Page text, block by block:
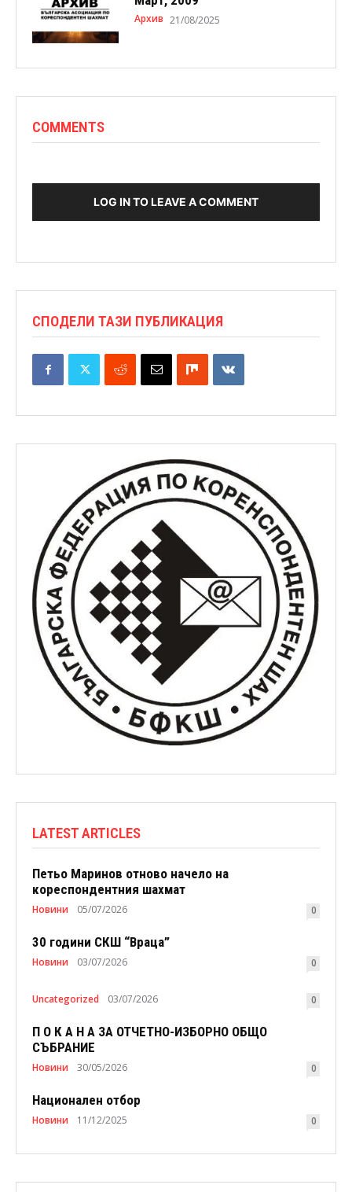
Архив 21/08/2025
COMMENTS
LOG IN TO LEAVE A COMMENT
СПОДЕЛИ ТАЗИ ПУБЛИКАЦИЯ
LATEST ARTICLES
Петьо Маринов отново начело на
кореспондентния шахмат
Новини 05/07/2026 0
30 години СКШ “Враца”
Новини 03/07/2026 0
Uncategorized 03/07/2026 0
П О К А Н А ЗА ОТЧЕТНО-ИЗБОРНО ОБЩО
СЪБРАНИЕ
Новини 30/05/2026 0
Национален отбор
Новини 11/12/2025 0